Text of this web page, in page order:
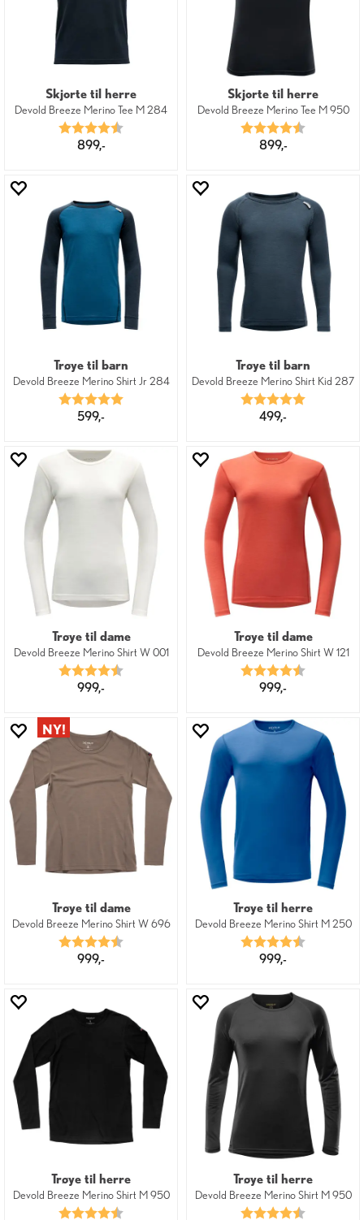
Skjorte til herre
Devold Breeze Merino Tee M 284
Karakter:
899,-
Skjorte til herre
Devold Breeze Merino Tee M 950
Karakter:
899,-
Trøye til barn
Devold Breeze Merino Shirt Jr 284
Karakter:
599,-
Trøye til barn
Devold Breeze Merino Shirt Kid 287
Karakter:
499,-
Trøye til dame
Devold Breeze Merino Shirt W 001
Karakter:
999,-
Trøye til dame
Devold Breeze Merino Shirt W 121
Karakter:
999,-
Trøye til dame
Devold Breeze Merino Shirt W 696
Karakter:
999,-
Trøye til herre
Devold Breeze Merino Shirt M 250
Karakter:
999,-
Trøye til herre
Devold Breeze Merino Shirt M 950
Karakter:
Trøye til herre
Devold Breeze Merino Shirt M 950
Karakter: